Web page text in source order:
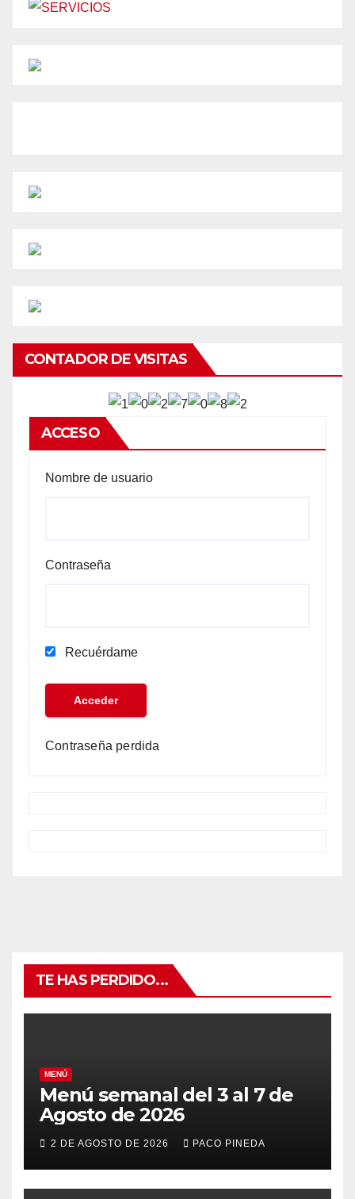
CONTADOR DE VISITAS
ACCESO
Nombre de usuario
Contraseña
Recuérdame
Contraseña perdida
TE HAS PERDIDO...
MENÚ
Menú semanal del 3 al 7 de
Agosto de 2026
2 DE AGOSTO DE 2026 PACO PINEDA